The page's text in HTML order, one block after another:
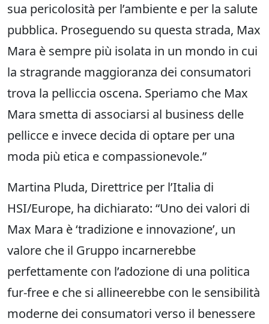
sua pericolosità per l’ambiente e per la salute
pubblica. Proseguendo su questa strada, Max
Mara è sempre più isolata in un mondo in cui
la stragrande maggioranza dei consumatori
trova la pelliccia oscena. Speriamo che Max
Mara smetta di associarsi al business delle
pellicce e invece decida di optare per una
moda più etica e compassionevole.”
Martina Pluda, Direttrice per l’Italia di
HSI/Europe, ha dichiarato: “Uno dei valori di
Max Mara è ‘tradizione e innovazione’, un
valore che il Gruppo incarnerebbe
perfettamente con l’adozione di una politica
fur-free e che si allineerebbe con le sensibilità
moderne dei consumatori verso il benessere